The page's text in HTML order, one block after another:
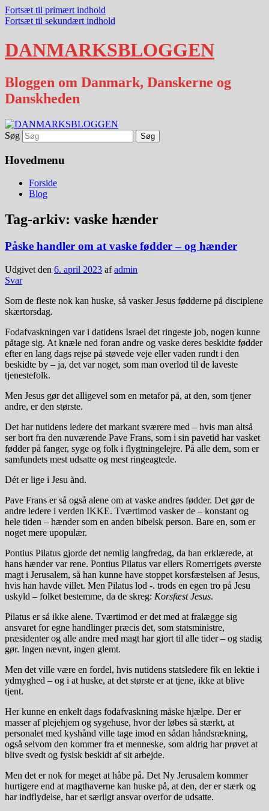
Fortsæt til primært indhold
Fortsæt til sekundært indhold
DANMARKSBLOGGEN
Bloggen om Danmark, Danskerne og
Danskheden
Søg
Hovedmenu
Forside
Blog
Tag-arkiv: vaske hænder
Påske handler om at vaske fødder – og hænder
Udgivet den 6. april 2023 afadmin
Svar
Som de fleste nok kan huske, så vasker Jesus fødderne på disciplene
skærtorsdag.
Fodafvaskningen var i datidens Israel det ringeste job, nogen kunne
påtage sig. At knæle ned foran andre og vaske deres beskidte fødder
efter en lang dags rejse på støvede veje eller vaden rundt i den
beskidte by – ja, det var noget, som man overlod til de laveste
tjenestefolk.
Men Jesus gør det alligevel som en metafor på, at den, som tjener
andre, er den største.
Det har nutidens ledere det markant sværere med – hvis man altså
ser bort fra den nuværende Pave Frans, som i sin pavetid har vasket
fødder på fanger, syge og folk i flygtningelejre. På alle dem, som er
samfundets mest udsatte og mest ringeagtede.
Dét er lige i Jesu ånd.
Pave Frans er så også alene om at vaske andres fødder. Det gør de
andre ledere i verden IKKE. Tværtimod vasker de – konstant og
hele tiden – hænder som en anden bibelsk person. Bare en, som er
noget mere upopulær.
Pontius Pilatus gjorde det nemlig langfredag, da han erklærede, at
hans hænder var rene. Pontius Pilatus var ellers Romerrigets øverste
magt i Jerusalem, så han kunne have stoppet korsfæstelsen af Jesus,
hvis han havde villet. Men Pilatus lod -. trods en egen tro på Jesu
uskyld – folket bestemme, da de skreg: Korsfæst Jesus.
Pilatus er så ikke alene. Tværtimod er det med at fralægge sig
ansvaret for egne handlinger præcis det, som statsministre,
præsidenter og alle andre med magt har gjort til alle tider – og stadig
gør. Ingen nævnt, ingen glemt.
Men det ville være en fordel, hvis nutidens statsledere fik en lektie i
ydmyghed – og i at huske, at det største er at tjene, ikke at blive
tjent.
Her kunne en enkelt dags fodafvaskning måske hjælpe. Der er
masser af plejehjem og sygehuse, hvor der løbes så stærkt, at
personalet med kyshånd ville tage imod en sådan håndsrækning,
også selvom den kommer fra et menneske, som aldrig har prøvet at
blive svedt og fysisk beskidt af sit arbejde.
Men det er nok for meget at håbe på. Det Ny Jerusalem kommer
hurtigere end at magthaverne kan huske på, at den, der er stærk og
har indflydelse, har et særligt ansvar overfor de udsatte.